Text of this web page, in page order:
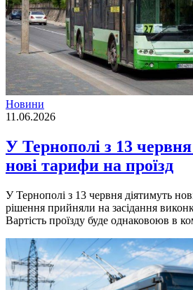
Новини
11.06.2026
У Тернополі з 13
нові тарифи на проїзд
У Тернополі з 13 червня діятимуть
рішення прийняли на засідання
Вартість проїзду буде однаковоюв в